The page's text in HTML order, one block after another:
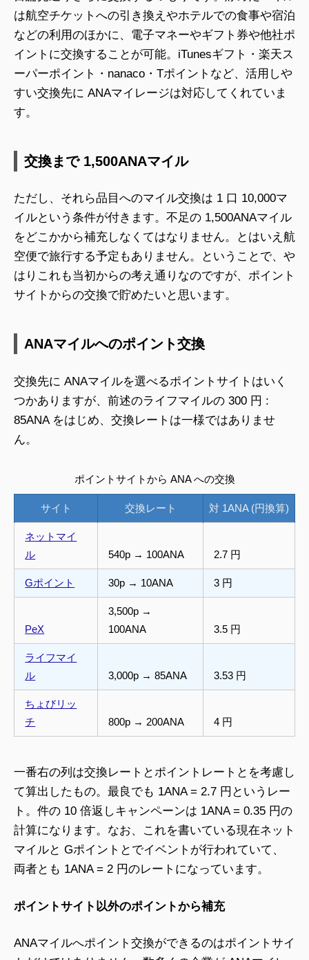
は航空チケットへの引き換えやホテルでの食事や宿泊
などの利用のほかに、電子マネーやギフト券や他社ポ
イントに交換することが可能。iTunesギフト・楽天ス
ーパーポイント・nanaco・Tポイントなど、活用しや
すい交換先に ANAマイレージは対応してくれていま
す。
交換まで 1,500ANAマイル
ただし、それら品目へのマイル交換は 1 口 10,000マ
イルという条件が付きます。不足の 1,500ANAマイル
をどこかから補充しなくてはなりません。とはいえ航
空便で旅行する予定もありません。ということで、や
はりこれも当初からの考え通りなのですが、ポイント
サイトからの交換で貯めたいと思います。
ANAマイルへのポイント交換
交換先に ANAマイルを選べるポイントサイトはいく
つかありますが、前述のライフマイルの 300 円 :
85ANA をはじめ、交換レートは一様ではありませ
ん。
ポイントサイトから ANA への交換
サイト 交換レート 対 1ANA (円換算)
ネットマイ
ル
540p → 100ANA 2.7 円
Gポイント 30p → 10ANA 3 円
PeX
3,500p →
100ANA
3.5 円
ライフマイ
ル
3,000p → 85ANA 3.53 円
ちょびリッ
チ
800p → 200ANA 4 円
一番右の列は交換レートとポイントレートとを考慮し
て算出したもの。最良でも 1ANA = 2.7 円というレー
ト。件の 10 倍返しキャンペーンは 1ANA = 0.35 円の
計算になります。なお、これを書いている現在ネット
マイルと Gポイントとでイベントが行われていて、
両者とも 1ANA = 2 円のレートになっています。
ポイントサイト以外のポイントから補充
ANAマイルへポイント交換ができるのはポイントサイ